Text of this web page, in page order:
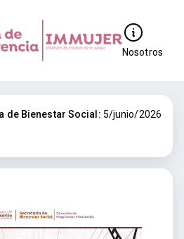
Nosotros
de Bienestar Social: 5/junio/2026